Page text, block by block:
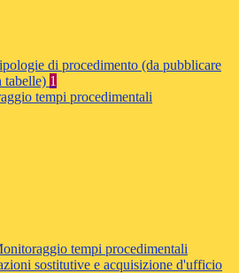
di procedimento (da pubblicare
tabelle) 1
tempi procedimentali
tempi procedimentali
sostitutive e acquisizione d'ufficio